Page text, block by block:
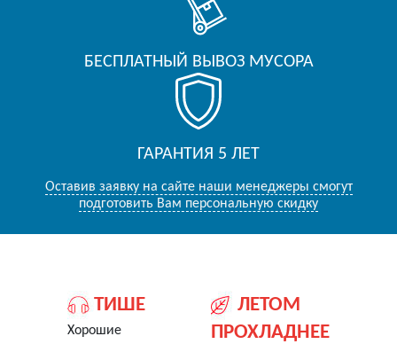
БЕСПЛАТНЫЙ ВЫВОЗ МУСОРА
ГАРАНТИЯ 5 ЛЕТ
Оставив заявку на сайте наши менеджеры смогут
подготовить Вам персональную скидку
ТИШЕ
Хорошие
ЛЕТОМ
ПРОХЛАДНЕЕ